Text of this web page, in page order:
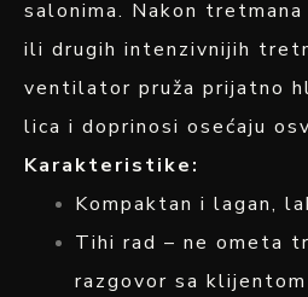
salonima. Nakon
ili drugih intenzivnijih
ventilator pruža prijatno
lica i doprinosi osećaju
Karakteristike:
Kompaktan i lagan,
Tihi rad – ne ometa
razgovor sa klijentom